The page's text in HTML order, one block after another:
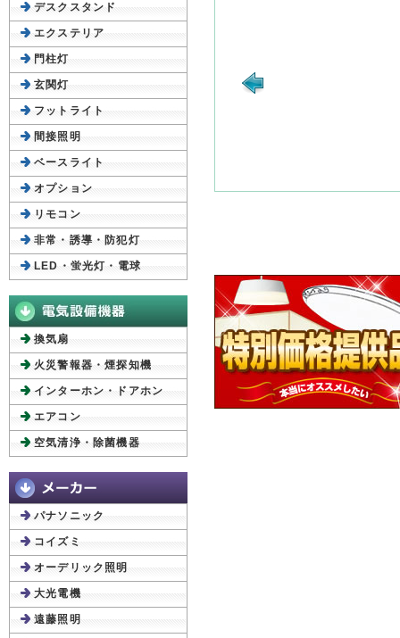
デスクスタンド
エクステリア
門柱灯
玄関灯
フットライト
間接照明
ベースライト
オプション
リモコン
非常・誘導・防犯灯
LED・蛍光灯・電球
換気扇
火災警報器・煙探知機
インターホン・ドアホン
エアコン
空気清浄・除菌機器
パナソニック
コイズミ
オーデリック照明
大光電機
遠藤照明